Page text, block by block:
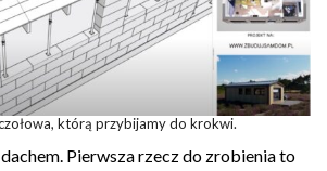
którą przybijamy do krokwi.
Pierwsza rzecz do zrobienia to